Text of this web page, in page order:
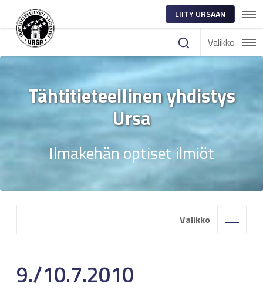
LIITY URSAAN
Valikko
Tähtitieteellinen yhdistys
Ursa
Ilmakehän optiset ilmiöt
Valikko
9./10.7.2010